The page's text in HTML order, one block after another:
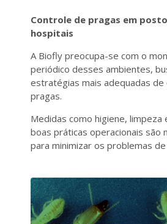
Controle de pragas em
hospitais
A Biofly preocupa-se com o
periódico desses ambientes,
estratégias mais adequadas
pragas.
Medidas como higiene, limpeza
boas práticas operacionais são
para minimizar os problemas